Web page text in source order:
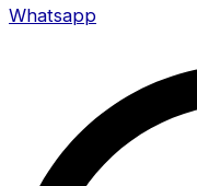
Whatsapp